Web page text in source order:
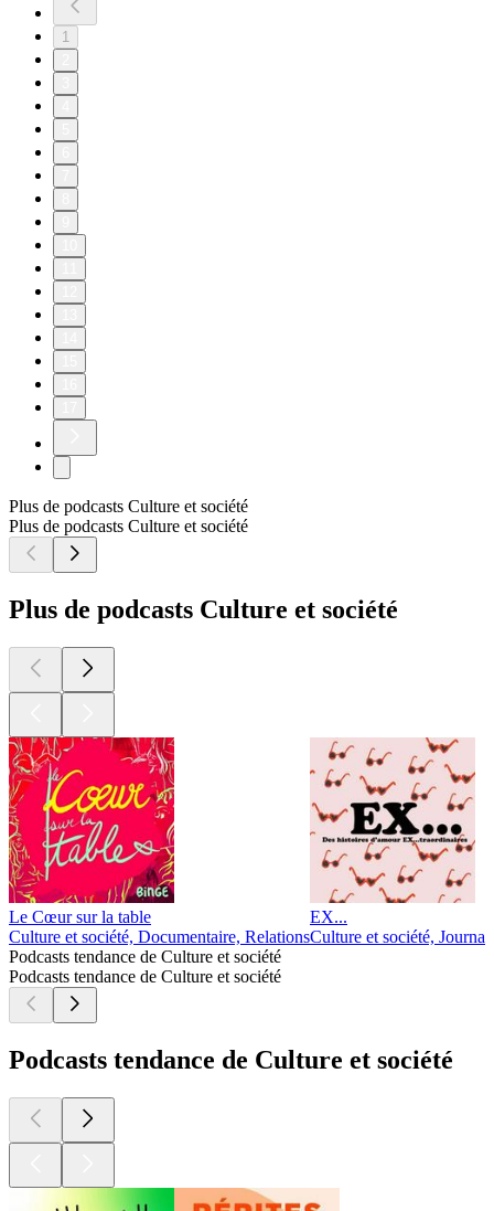
1
Plus de podcasts Culture et société
Plus de podcasts Culture et société
Plus de podcasts Culture et société
Le Cœur sur la table
Culture et société, Documentaire, Relations
EX...
Culture et société,
Podcasts tendance de Culture et société
Podcasts tendance de Culture et société
Podcasts tendance de Culture et société